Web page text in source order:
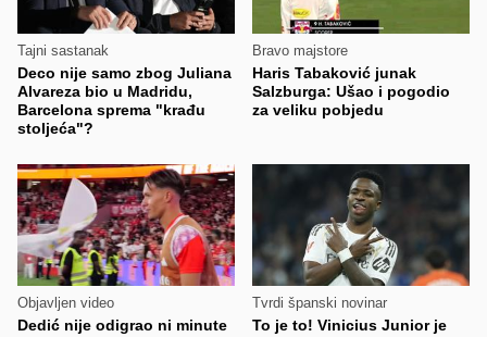
Tajni sastanak
Deco nije samo zbog Juliana
Alvareza bio u Madridu,
Barcelona sprema "krađu
stoljeća"?
Bravo majstore
Haris Tabaković junak
Salzburga: Ušao i pogodio
za veliku pobjedu
Objavljen video
Dedić nije odigrao ni minute
Tvrdi španski novinar
To je to! Vinicius Junior je